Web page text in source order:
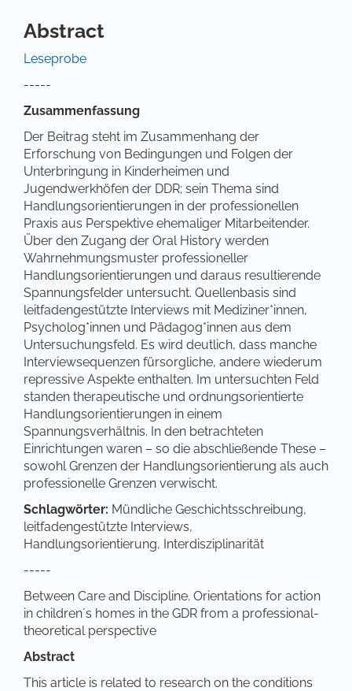
Abstract
Leseprobe
-----
Zusammenfassung
Der Beitrag steht im Zusammenhang der
Erforschung von Bedingungen und Folgen der
Unterbringung in Kinderheimen und
Jugendwerkhöfen der DDR; sein Thema sind
Handlungsorientierungen in der professionellen
Praxis aus Perspektive ehemaliger Mitarbeitender.
Über den Zugang der Oral History werden
Wahrnehmungsmuster professioneller
Handlungsorientierungen und daraus resultierende
Spannungsfelder untersucht. Quellenbasis sind
leitfadengestützte Interviews mit Mediziner*innen,
Psycholog*innen und Pädagog*innen aus dem
Untersuchungsfeld. Es wird deutlich, dass manche
Interviewsequenzen fürsorgliche, andere wiederum
repressive Aspekte enthalten. Im untersuchten Feld
standen therapeutische und ordnungsorientierte
Handlungsorientierungen in einem
Spannungsverhältnis. In den betrachteten
Einrichtungen waren – so die abschließende These –
sowohl Grenzen der Handlungsorientierung als auch
professionelle Grenzen verwischt.
Schlagwörter: Mündliche Geschichtsschreibung,
leitfadengestützte Interviews,
Handlungsorientierung, Interdisziplinarität
-----
Between Care and Discipline. Orientations for action
in childrenʼs homes in the GDR from a professional-
theoretical perspective
Abstract
This article is related to research on the conditions